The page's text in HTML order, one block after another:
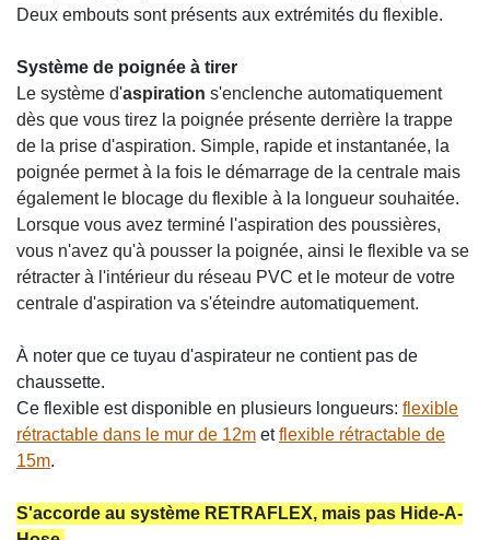
Deux embouts sont présents aux extrémités du flexible.
Système de poignée à tirer
Le système d'aspiration s'enclenche automatiquement
dès que vous tirez la poignée présente derrière la trappe
de la prise d'aspiration. Simple, rapide et instantanée, la
poignée permet à la fois le démarrage de la centrale mais
également le blocage du flexible à la longueur souhaitée.
Lorsque vous avez terminé l'aspiration des poussières,
vous n'avez qu'à pousser la poignée, ainsi le flexible va se
rétracter à l'intérieur du réseau PVC et le moteur de votre
centrale d'aspiration va s'éteindre automatiquement.
À noter que ce tuyau d'aspirateur ne contient pas de
chaussette.
Ce flexible est disponible en plusieurs longueurs: flexible
rétractable dans le mur de 12m etflexible rétractable de
15m.
S'accorde au système RETRAFLEX, mais pas Hide-A-